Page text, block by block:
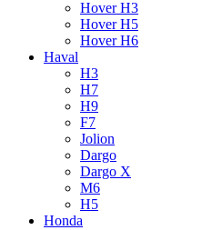
Hover H3
Hover H5
Hover H6
Haval
H3
H7
H9
F7
Jolion
Dargo
Dargo X
M6
H5
Honda